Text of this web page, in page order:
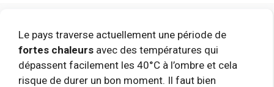
Le pays traverse actuellement une période de
fortes chaleurs avec des températures qui
dépassent facilement les 40°C à l’ombre et cela
risque de durer un bon moment. Il faut bien